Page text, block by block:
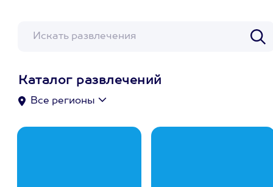
Каталог развлечений
Все регионы